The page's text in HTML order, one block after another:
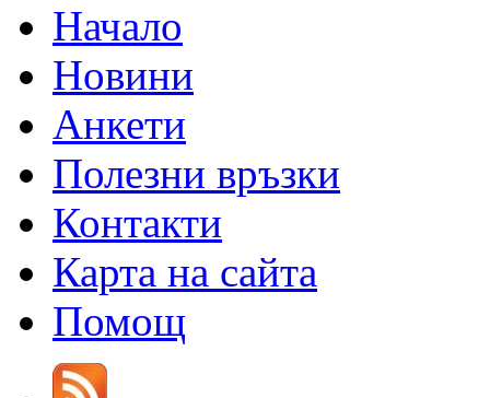
Начало
Новини
Анкети
Полезни връзки
Контакти
Карта на сайта
Помощ